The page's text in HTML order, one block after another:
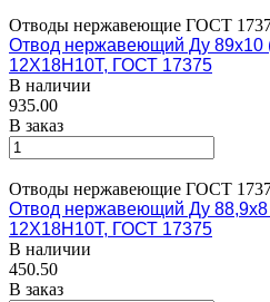
Отводы нержавеющие ГОСТ
Отвод нержавеющий Ду 89х10
12Х18Н10Т, ГОСТ 17375
В наличии
935.00
В заказ
Отводы нержавеющие ГОСТ
Отвод нержавеющий Ду 88,9х8
12Х18Н10Т, ГОСТ 17375
В наличии
450.50
В заказ